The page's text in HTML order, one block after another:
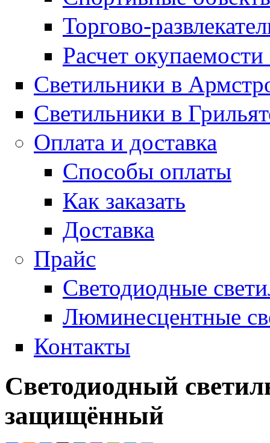
Торгово-
Расчет окупаемости
Светильники в
Светильники в
Оплата и доставка
Способы оплаты
Как заказать
Доставка
Прайс
Светодиодные
Люминесцентные
Контакты
Светодиодный
защищённый